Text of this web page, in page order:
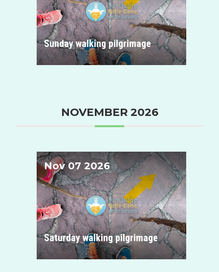
Sunday walking pilgrimage
NOVEMBER 2026
Nov 07 2026
Saturday walking pilgrimage
Sanctuaire de Notre-Dame de Beauraing